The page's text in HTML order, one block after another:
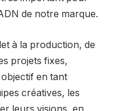
de notre marque.
à la production, de
projets fixes,
en tant
créatives, les
leurs visions, en